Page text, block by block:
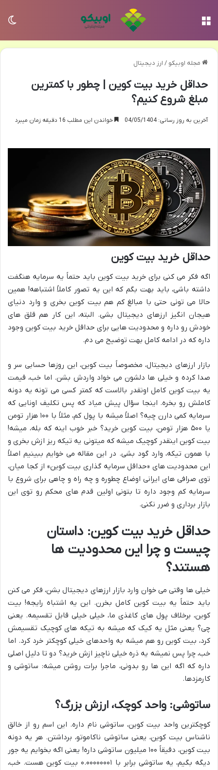
مجله اوبیکو / ارز دیجیتال
حداقل خرید بیت کوین | چطور با کمترین
مبلغ شروع کنیم؟
آخرین به روز رسانی: 04/05/1404 خواندن این مطلب 16 دقیقه زمان میبرد
حداقل خرید بیت کوین
اگه فکر می کنی برای خرید بیت کوین باید حتماً یه سرمایه هنگفت
داشته باشی، باید بهت بگم که این یه تصور کاملاً اشتباهه! همین
حالا می تونی حتی با مبالغ کم هم بیت کوین بخری و وارد دنیای
هیجان انگیز ارزهای دیجیتال بشی. البته، این کار هم قلق های
خودش رو داره و محدودیت هایی برای حداقل خرید بیت کوین وجود
داره که در ادامه کامل بهت توضیح می دم.
بازار ارزهای دیجیتال، مخصوصاً بیت کوین، این روزها حسابی سر و
صدا کرده و خیلی ها دلشون می خواد واردش بشن. اما خب، قیمت
یه بیت کوین کامل اونقدر بالاست که کمتر کسی می تونه یه دونه
کاملش رو بخره. اینجا سؤال پیش میاد که پس تکلیف اونایی که
سرمایه کمی دارن چیه؟ اصلاً میشه با پول کم، مثلاً با ۱۰۰ هزار تومن
یا ۵۰۰ هزار تومن، بیت کوین خرید؟ خبر خوب اینه که بله، میشه!
بیت کوین اینقدر کوچیک میشه که میتونی یه تیکه ریز ازش بخری و
با همون تیکه، وارد گود بشی. در این مقاله می خوایم ببینیم اصلاً
این محدودیت های «حداقل سرمایه گذاری بیت کوین» از کجا میان،
توی صرافی های ایرانی اوضاع چطوره و چه راه و چاهی برای شروع با
سرمایه کم وجود داره تا بتونی اولین قدم های محکم رو توی این
بازار برداری و ضرر نکنی.
حداقل خرید بیت کوین: داستان
چیست و چرا این محدودیت ها
هستند؟
خیلی ها وقتی می خوان وارد بازار ارزهای دیجیتال بشن، فکر می کنن
باید حتماً یه بیت کوین کامل بخرن. این یه اشتباه رایجه! بیت
کوین، برخلاف پول های کاغذی ما، خیلی خیلی قابل تقسیمه. یعنی
چی؟ یعنی مثل یه کیک که میشه به تیکه های کوچیک تقسیمش
کرد، بیت کوین رو هم میشه به واحدهای خیلی کوچکتر خرد کرد. اما
خب، چرا پس نمیشه یه ذره خیلی ناچیز ازش خرید؟ دو تا دلیل اصلی
داره که اگه این ها رو بدونی، ماجرا برات روشن میشه: ساتوشی و
کارمزدها.
ساتوشی: واحد کوچک، ارزش بزرگ؟
کوچکترین واحد بیت کوین، ساتوشی نام داره. این اسم رو از خالق
ناشناس بیت کوین، یعنی ساتوشی ناکاموتو، برداشتن. هر یه دونه
بیت کوین، دقیقاً ۱۰۰ میلیون ساتوشی داره! یعنی اگه بخوایم یه جور
دیگه بگیم، یه ساتوشی برابر با ۰.۰۰۰۰۰۰۰۱ بیت کوین هست. خب،